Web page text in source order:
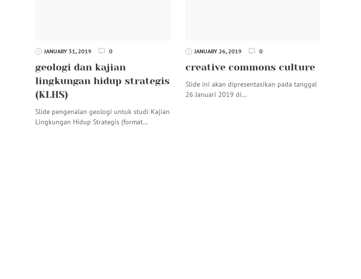
JANUARY 31, 2019 0
geologi dan kajian
lingkungan hidup strategis
(KLHS)
Slide pengenalan geologi untuk studi Kajian
Lingkungan Hidup Strategis (format…
JANUARY 26, 2019 0
creative commons culture
Slide ini akan dipresentasikan pada tanggal
26 Januari 2019 di…